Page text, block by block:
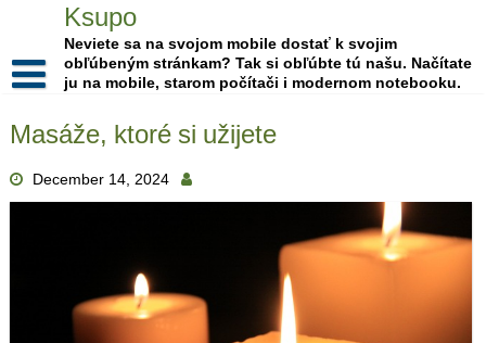
Ksupo
Neviete sa na svojom mobile dostať k svojim
obľúbeným stránkam? Tak si obľúbte tú našu. Načítate
ju na mobile, starom počítači i modernom notebooku.
Masáže, ktoré si užijete
December 14, 2024